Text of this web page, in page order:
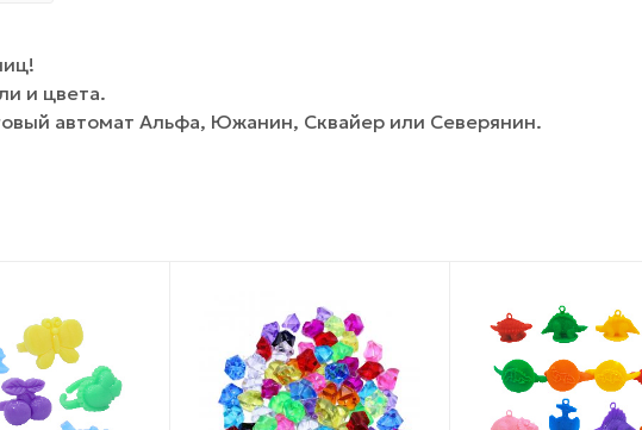
и цвета.
автомат Альфа, Южанин, Сквайер или Северянин.